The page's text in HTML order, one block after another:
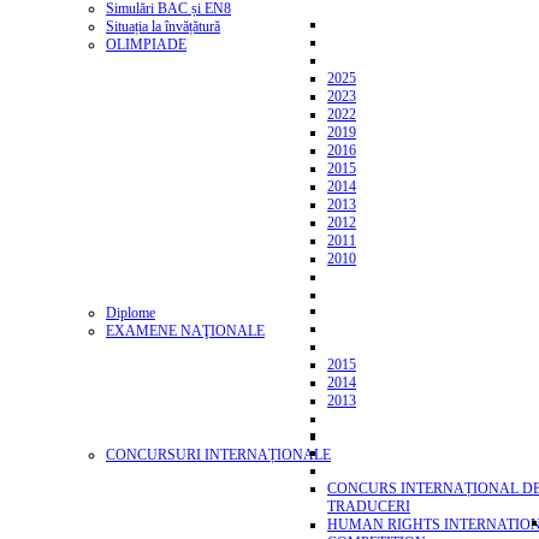
Simulări BAC și EN8
Situația la învățătură
OLIMPIADE
2025
2023
2022
2019
2016
2015
2014
2013
2012
2011
2010
Diplome
EXAMENE NAŢIONALE
2015
2014
2013
CONCURSURI INTERNAȚIONALE
CONCURS INTERNAȚIONAL
TRADUCERI
HUMAN RIGHTS